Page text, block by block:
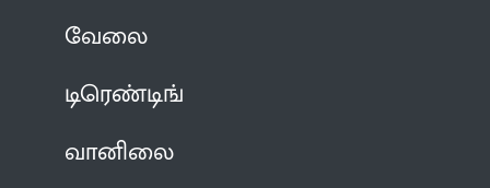
வேலை
டிரெண்டிங்
வானிலை